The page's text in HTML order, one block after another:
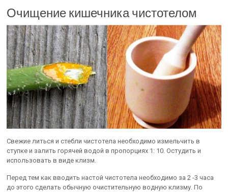
Очищение кишечника чистотелом
Свежие литься и стебли чистотела необходимо измельчить в
ступке и залить горячей водой в пропорциях 1: 10. Остудить и
использовать в виде клизм.
Перед тем как вводить настой чистотела необходимо за 2 -3 часа
до этого сделать обычную очистительную водную клизму. По